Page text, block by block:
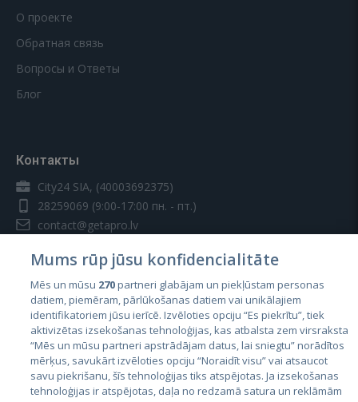
О проекте
Обратная связь
Вопросы и Ответы
Блог
Контакты
City24 SIA, (40003692375)
28259069 (9:00-17:00 пн. - пт.)
contact@getapro.lv
Страны
Эстония
Латвия
Литва
Mums rūp jūsu konfidencialitāte
Mēs un mūsu 270partneri glabājam un piekļūstam personas
datiem, piemēram, pārlūkošanas datiem vai unikālajiem
identifikatoriem jūsu ierīcē. Izvēloties opciju “Es piekrītu”, tiek
aktivizētas izsekošanas tehnoloģijas, kas atbalsta zem virsraksta
“Mēs un mūsu partneri apstrādājam datus, lai sniegtu” norādītos
mērķus, savukārt izvēloties opciju “Noraidīt visu” vai atsaucot
savu piekrišanu, šīs tehnoloģijas tiks atspējotas. Ja izsekošanas
tehnoloģijas ir atspējotas, daļa no redzamā satura un reklāmām